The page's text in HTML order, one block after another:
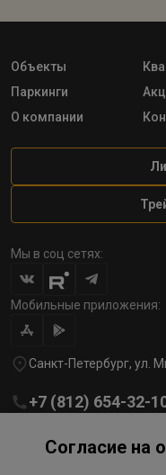
Объекты
Паркинги
О компании
Мы в соц сетях:
Мобильные приложения:
Санкт-Петербург, ул.
+7 (812) 654-32-
Согласие на